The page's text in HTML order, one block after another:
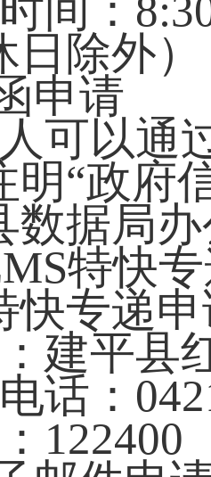
间：
除外）
申请
可以通
明“政府
数据局
特快
快专递
建平县
话：
122400